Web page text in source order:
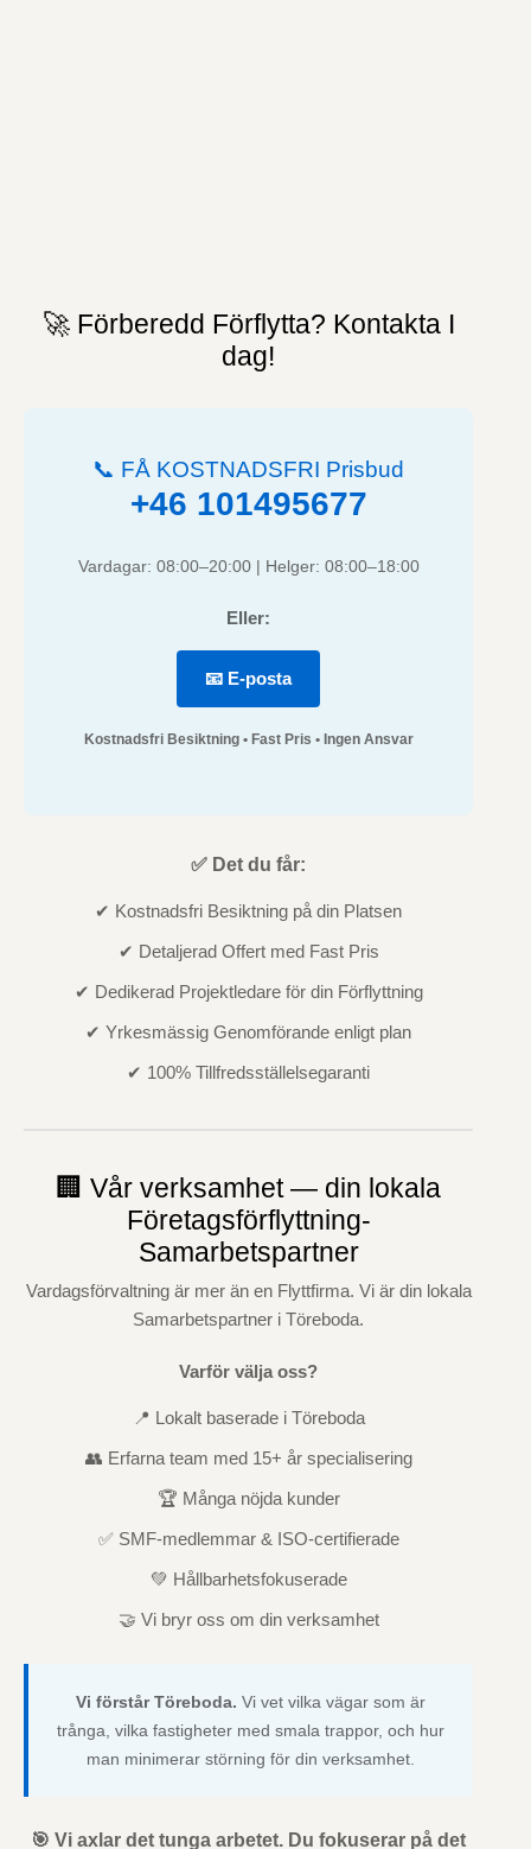
🚀 Förberedd Förflytta? Kontakta I
dag!
📞 FÅ KOSTNADSFRI Prisbud
+46 101495677
Vardagar: 08:00–20:00 | Helger: 08:00–18:00
Eller:
📧 E-posta
Kostnadsfri Besiktning • Fast Pris • Ingen Ansvar
✅ Det du får:
✔ Kostnadsfri Besiktning på din Platsen
✔ Detaljerad Offert med Fast Pris
✔ Dedikerad Projektledare för din Förflyttning
✔ Yrkesmässig Genomförande enligt plan
✔ 100% Tillfredsställelsegaranti
🏢 Vår verksamhet — din lokala
Företagsförflyttning-
Samarbetspartner
Vardagsförvaltning är mer än en Flyttfirma. Vi är din lokala
Samarbetspartner i Töreboda.
Varför välja oss?
📍 Lokalt baserade i Töreboda
👥 Erfarna team med 15+ år specialisering
🏆 Många nöjda kunder
✅ SMF-medlemmar & ISO-certifierade
💚 Hållbarhetsfokuserade
🤝 Vi bryr oss om din verksamhet
Vi förstår Töreboda. Vi vet vilka vägar som är
trånga, vilka fastigheter med smala trappor, och hur
man minimerar störning för din verksamhet.
🎯 Vi axlar det tunga arbetet. Du fokuserar på det